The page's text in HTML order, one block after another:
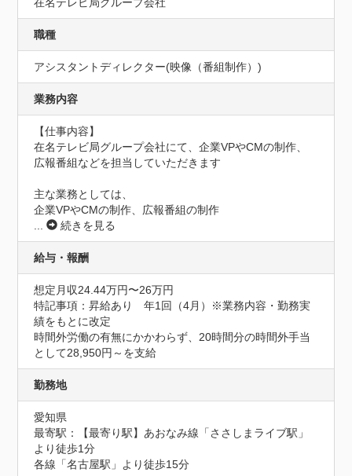
在名テレビ局グループ会社
職種
アシスタントディレクター(映像（番組制作）)
業務内容
【仕事内容】
在名テレビ局グループ会社にて、企業VPやCMの制作、
広報番組などを担当していただきます
主な業務としては、
企業VPやCMの制作、広報番組の制作
...
続きを見る
給与・報酬
想定月収24.44万円〜26万円
特記事項：昇給あり　年1回（4月）※業務内容・勤務実
績をもとに改定
時間外労働の有無にかかわらず、20時間分の時間外手当
として28,950円～を支給
勤務地
愛知県
最寄駅：【最寄り駅】あおなみ線「ささしまライブ駅」
より徒歩1分
各線「名古屋駅」より徒歩15分